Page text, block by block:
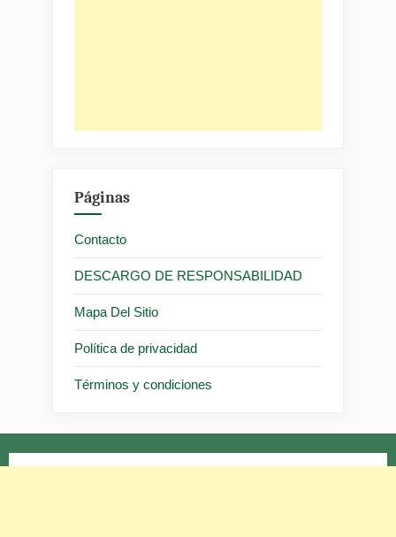
Páginas
Contacto
DESCARGO DE RESPONSABILIDAD
Mapa Del Sitio
Política de privacidad
Términos y condiciones